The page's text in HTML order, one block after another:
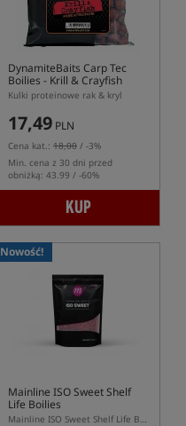
DynamiteBaits Carp Tec
Boilies - Krill & Crayfish
Kulki proteinowe rak & kryl
17,49 PLN
Cena kat.: 18,00 / -3%
Min. cena z 30 dni przed
obniżką: 43.99 / -60%
KUP
Nowość!
Mainline ISO Sweet Shelf
Life Boilies
Mainline ISO Sweet Shelf Life Boilies – słodkie kulki zanętowe o wysokiej wartości odżywczej